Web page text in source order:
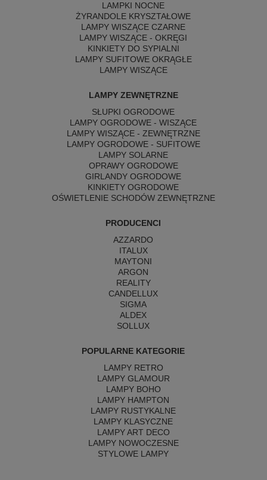
LAMPKI NOCNE
ŻYRANDOLE KRYSZTAŁOWE
LAMPY WISZĄCE CZARNE
LAMPY WISZĄCE - OKRĘGI
KINKIETY DO SYPIALNI
LAMPY SUFITOWE OKRĄGŁE
LAMPY WISZĄCE
LAMPY ZEWNĘTRZNE
SŁUPKI OGRODOWE
LAMPY OGRODOWE - WISZĄCE
LAMPY WISZĄCE - ZEWNĘTRZNE
LAMPY OGRODOWE - SUFITOWE
LAMPY SOLARNE
OPRAWY OGRODOWE
GIRLANDY OGRODOWE
KINKIETY OGRODOWE
OŚWIETLENIE SCHODÓW ZEWNĘTRZNE
PRODUCENCI
AZZARDO
ITALUX
MAYTONI
ARGON
REALITY
CANDELLUX
SIGMA
ALDEX
SOLLUX
POPULARNE KATEGORIE
LAMPY RETRO
LAMPY GLAMOUR
LAMPY BOHO
LAMPY HAMPTON
LAMPY RUSTYKALNE
LAMPY KLASYCZNE
LAMPY ART DECO
LAMPY NOWOCZESNE
STYLOWE LAMPY